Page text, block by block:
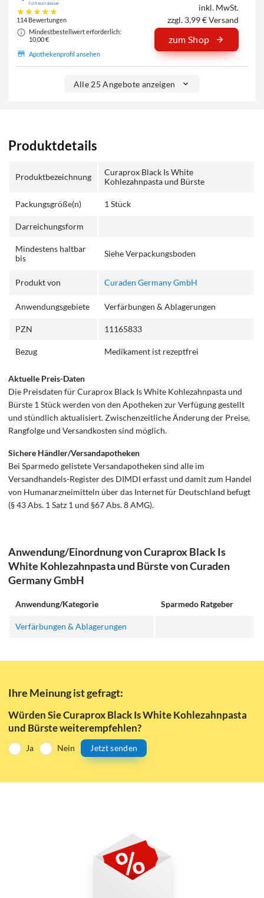
114 Bewertungen
Mindestbestellwert erforderlich:
10,00 €
Apothekenprofil ansehen
inkl. MwSt.
zzgl. 3,99 € Versand
zum Shop
Alle 25 Angebote anzeigen
Produktdetails
Produktbezeichnung
Curaprox Black Is White
Kohlezahnpasta und Bürste
Packungsgröße(n) 1 Stück
Darreichungsform
Mindestens haltbar
bis
Siehe Verpackungsboden
Produkt von Curaden Germany GmbH
Anwendungsgebiete Verfärbungen & Ablagerungen
PZN 11165833
Bezug Medikament ist rezeptfrei
Aktuelle Preis-Daten
Die Preisdaten für Curaprox Black Is White Kohlezahnpasta und
Bürste 1 Stück werden von den Apotheken zur Verfügung gestellt
und stündlich aktualisiert. Zwischenzeitliche Änderung der Preise,
Rangfolge und Versandkosten sind möglich.
Sichere Händler/Versandapotheken
Bei Sparmedo gelistete Versandapotheken sind alle im
Versandhandels-Register des DIMDI erfasst und damit zum Handel
von Humanarzneimitteln über das Internet für Deutschland befugt
(§ 43 Abs. 1 Satz 1 und §67 Abs. 8 AMG).
Anwendung/Einordnung von Curaprox Black Is
White Kohlezahnpasta und Bürste von Curaden
Germany GmbH
Anwendung/Kategorie Sparmedo Ratgeber
Verfärbungen & Ablagerungen
Ihre Meinung ist gefragt:
Würden Sie Curaprox Black Is White Kohlezahnpasta
und Bürste weiterempfehlen?
Ja Nein Jetzt senden